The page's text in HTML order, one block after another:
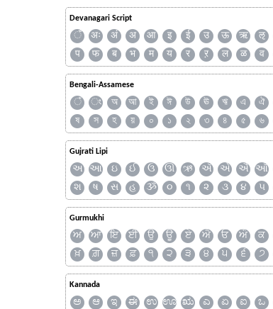
Devanagari Script
ँ अः अं अ आ इ ई उ ऊ ऋ ऌ
प
फ ब भ म य र ऱ ल ळ व
Bengali-Assamese
ঁ ং অ আ ই ঈ উ ঊ ঋ এ ঐ
ষ
স হ য় ০ ১ ২ ৩ ৪ ৫ ৬
Gujrati Lipi
અ આ ઇ ઈ ઉ ઊ ઋ ઍ એ ઐ ઑ
શ
ષ સ હ ૐ ૦ ૧ ૨ ૩ ૪ ૫
Gurmukhi
ਅ ਆ ਇ ਈ ਉ ਊ ਏ ਐ ਓ ਔ ਕ
ਖ਼
ਗ਼ ਜ਼ ਫ਼ ੧ ੨ ੩ ੪ ੫ ੬ ੭
Kannada
ಅ ಆ ಇ ಈ ಉ ಊ ಋ ಎ ಏ ಐ ಒ